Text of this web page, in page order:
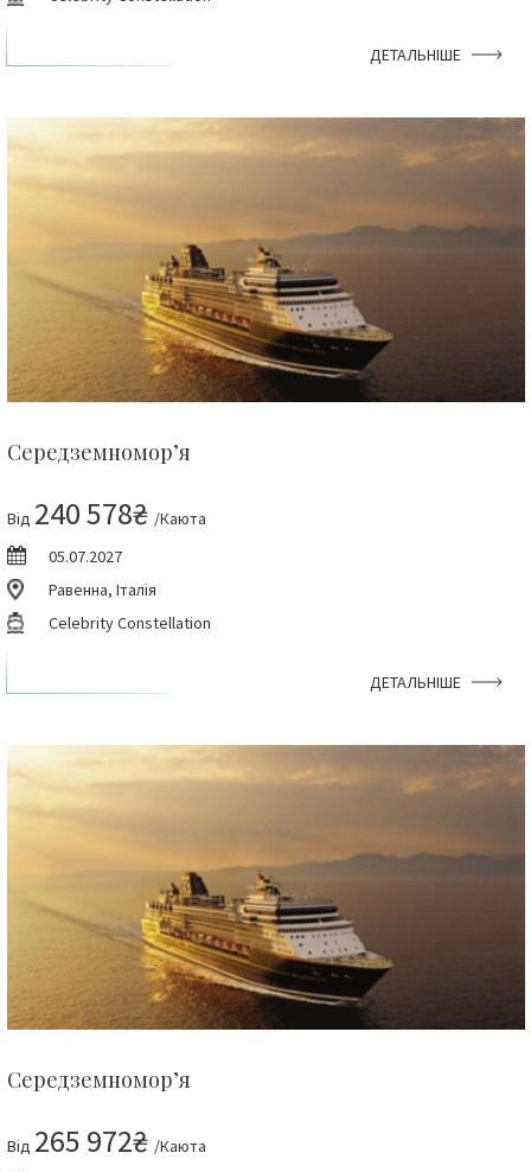
ДЕТАЛЬНІШЕ
Середземномор’я
Від 240 578₴ /Каюта
05.07.2027
Равенна, Італія
Celebrity Constellation
ДЕТАЛЬНІШЕ
Середземномор’я
Від 265 972₴ /Каюта